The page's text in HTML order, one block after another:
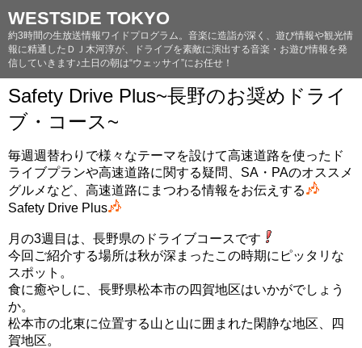
WESTSIDE TOKYO
約3時間の生放送情報ワイドプログラム。音楽に造詣が深く、遊び情報や観光情
報に精通したＤＪ木河淳が、ドライブを素敵に演出する音楽・お遊び情報を発
信していきます♪土日の朝は“ウェッサイ”にお任せ！
Safety Drive Plus~長野のお奨めドライ
ブ・コース~
毎週週替わりで様々なテーマを設けて高速道路を使ったド
ライブプランや高速道路に関する疑問、SA・PAのオススメ
グルメなど、高速道路にまつわる情報をお伝えする
Safety Drive Plus
月の3週目は、長野県のドライブコースです
今回ご紹介する場所は秋が深まったこの時期にピッタリな
スポット。
食に癒やしに、長野県松本市の四賀地区はいかがでしょう
か。
松本市の北東に位置する山と山に囲まれた閑静な地区、四
賀地区。